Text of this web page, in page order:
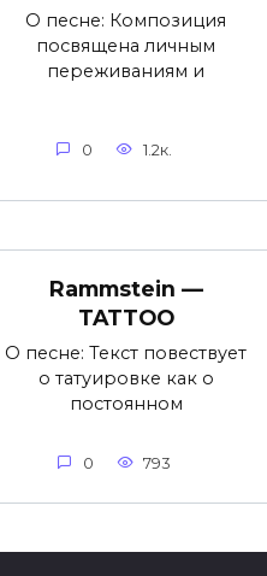
О песне: Композиция
посвящена личным
переживаниям и
0 1.2к.
Rammstein —
TATTOO
О песне: Текст повествует
о татуировке как о
постоянном
0 793